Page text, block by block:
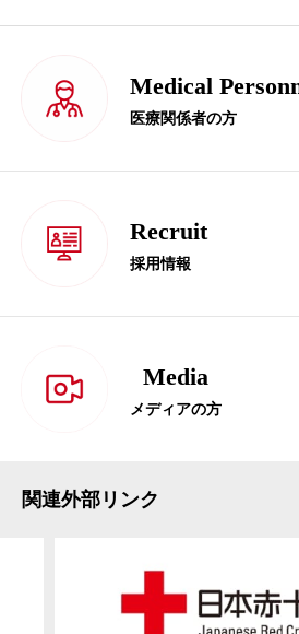
Medical
医療関係者の方
Recruit
採用情報
Media
メディアの方
関連外部リンク